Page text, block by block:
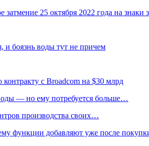
25 октября 2022 года на знаки
и боязнь воды тут не причем
с Broadcom на $30 млрд
— но ему потребуется больше…
производства своих…
функции добавляют уже после